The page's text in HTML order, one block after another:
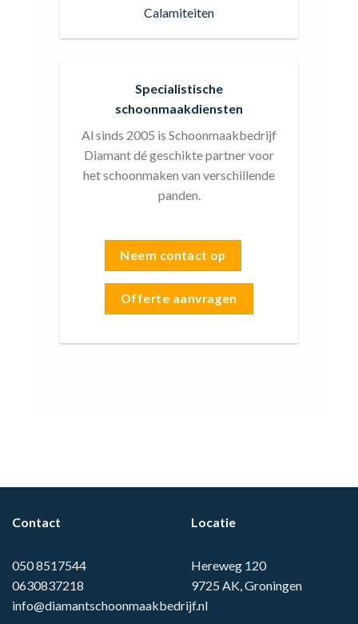
Calamiteiten
Specialistische
schoonmaakdiensten
Al sinds 2005 is Schoonmaakbedrijf
Diamant dé geschikte partner voor
het schoonmaken van verschillende
panden.
Neem contact op
Offerte aanvragen
Contact
050 8517544
0630837218
info@diamantschoonmaakbedrijf.nl
Locatie
Hereweg 120
9725 AK, Groningen